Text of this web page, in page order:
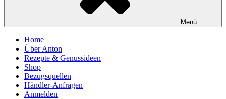
Menü
Home
Über Anton
Rezepte & Genussideen
Shop
Bezugsquellen
Händler-Anfragen
Anmelden